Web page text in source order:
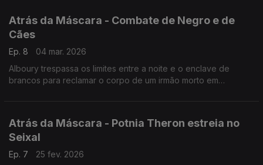
Atrás da Máscara - Combate de Negro e de
Cães
Ep. 8
04 mar. 2026
Alboury trespassa os limites entre a noite e o enclave de
brancos para reclamar o corpo de um irmão morto em
Atrás da Máscara - Potnia Theron estreia no
Seixal
Ep. 7 25 fev. 2026